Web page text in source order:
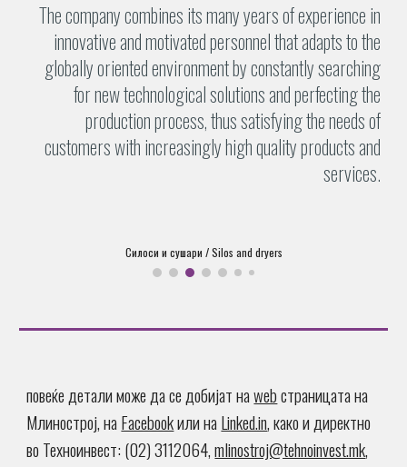
The company combines its many years of experience in
innovative and motivated personnel that adapts to the
globally oriented environment by constantly searching
for new technological solutions and perfecting the
production process, thussatisfying the needs of
customerswith increasingly high quality products and
services.
Силоси и сушари / Silos and dryers
повеќе детали може да се добијат наwebстраницата на
Млинострој, на Facebookили на Linked.in, како и директно
во Техноинвест: (02) 3112064,mlinostroj@tehnoinvest.mk,